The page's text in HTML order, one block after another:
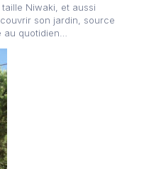
Niwaki, et aussi
son jardin, source
au quotidien…